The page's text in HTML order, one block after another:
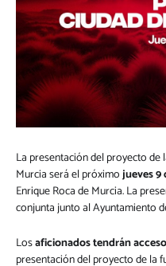
La presentación del proyecto de
Murcia será el próximojueves 9
Enrique Roca de Murcia. La
conjunta junto al Ayuntamiento
Losaficionados tendrán
presentación del proyecto de la